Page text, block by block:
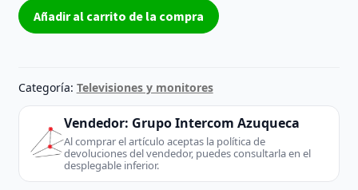
ALTAVOZ
DERECHO
TV
LG
REACONDICIONADO
cantidad
Añadir al carrito de la compra
Categoría: Televisiones y monitores
Vendedor: Grupo Intercom Azuqueca
Al comprar el artículo aceptas la política de
devoluciones del vendedor, puedes consultarla en el
desplegable inferior.